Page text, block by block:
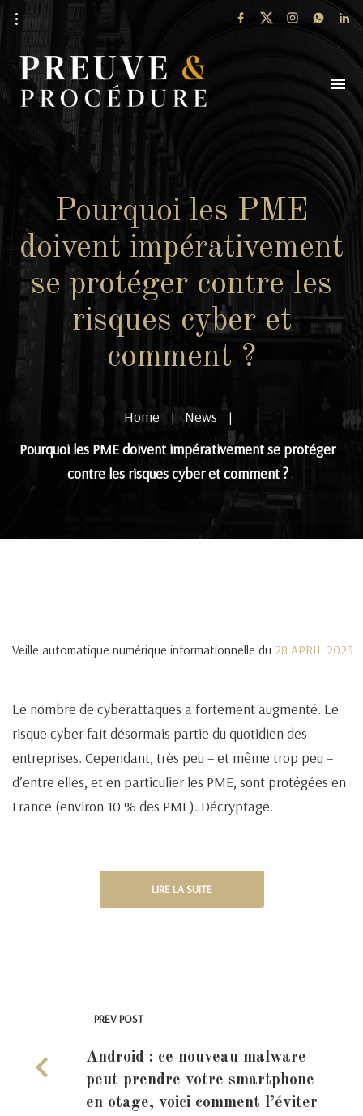
Pourquoi les PME
doivent impérativement
se protéger contre les
risques cyber et
comment ?
Home | News |
Pourquoi les PME doivent impérativement se protéger
contre les risques cyber et comment ?
Veille automatique numérique informationnelle du 28 APRIL 2023
Le nombre de cyberattaques a fortement augmenté. Le
risque cyber fait désormais partie du quotidien des
entreprises. Cependant, très peu – et même trop peu –
d’entre elles, et en particulier les PME, sont protégées en
France (environ 10 % des PME). Décryptage.
LIRE LA SUITE
PREV POST
Android : ce nouveau malware
peut prendre votre smartphone
en otage, voici comment l’éviter